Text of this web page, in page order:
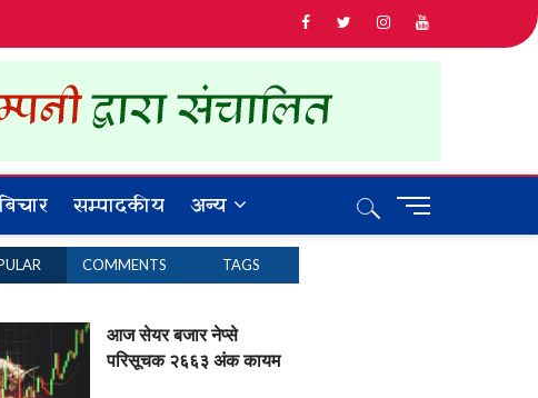
बिचार सम्पादकीय अन्य
M
COMMENTS TAGS
आज सेयर बजार नेप्से
परिसूचक २६६३ अंक कायम